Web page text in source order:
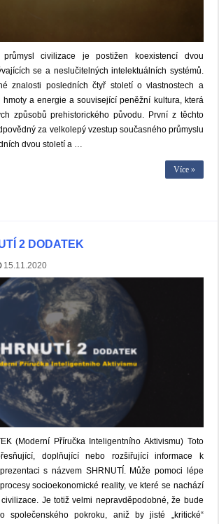
průmysl civilizace je postižen koexistencí dvou
se a neslučitelných intelektuálních systémů.
znalosti posledních čtyř století o vlastnostech a
hmoty a energie a související peněžní kultura, která
způsobů prehistorického původu. První z těchto
za velkolepý vzestup současného průmyslu
dvou století a …
Více »
2 DODATEK
15.11.2020
(Moderní Příručka Inteligentního Aktivismu) Toto
doplňující nebo rozšiřující informace k
s názvem SHRNUTÍ. Může pomoci lépe
socioekonomické reality, ve které se nachází
Je totiž velmi nepravděpodobné, že bude
společenského pokroku, aniž by jisté „kritické“